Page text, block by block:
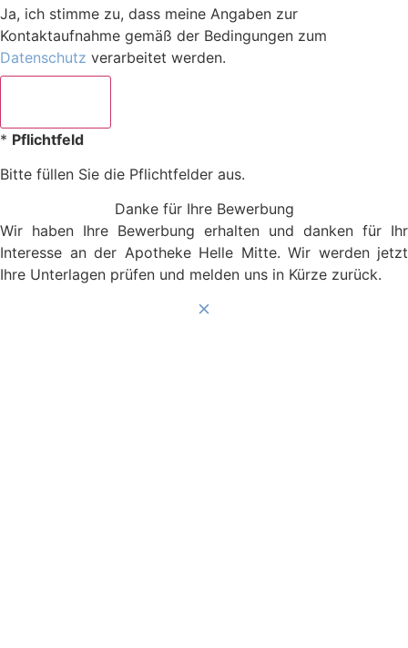
Ja, ich stimme zu, dass meine Angaben zur
Kontaktaufnahme gemäß der Bedingungen zum
Datenschutz verarbeitet werden.
* Pflichtfeld
Bitte füllen Sie die Pflichtfelder aus.
Danke für Ihre Be­werbung
Wir haben Ihre Bewerbung erhalten und danken für Ihr
Interesse an der Apotheke Helle Mitte. Wir werden jetzt
Ihre Unterlagen prüfen und melden uns in Kürze zurück.